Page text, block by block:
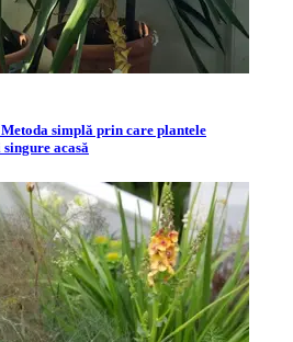
simplă prin care plantele
acasă